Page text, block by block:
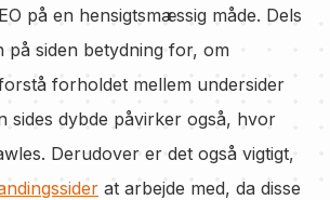
på en hensigtsmæssig måde. Dels
på siden betydning for, om
forholdet mellem undersider
sides dybde påvirker også, hvor
Derudover er det også vigtigt,
at arbejde med, da disse